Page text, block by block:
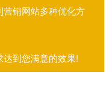
销网站多种优化方
到您满意的效果!